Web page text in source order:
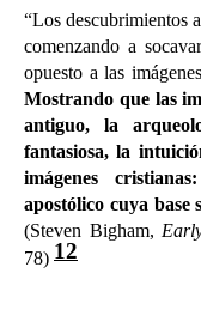
“Los descubrimientos
comenzando a
opuesto a las
Mostrando que las
antiguo, la
fantasiosa, la
imágenes
apostólico cuya base
(Steven Bigham,
78) 12